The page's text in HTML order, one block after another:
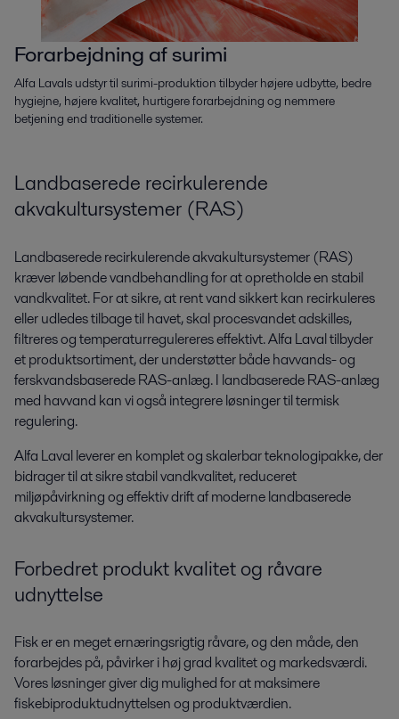
Forarbejdning af surimi
Alfa Lavals udstyr til surimi-produktion tilbyder højere udbytte, bedre
hygiejne, højere kvalitet, hurtigere forarbejdning og nemmere
betjening end traditionelle systemer.
Landbaserede recirkulerende
akvakultursystemer (RAS)
Landbaserede recirkulerende akvakultursystemer (RAS)
kræver løbende vandbehandling for at opretholde en stabil
vandkvalitet. For at sikre, at rent vand sikkert kan recirkuleres
eller udledes tilbage til havet, skal procesvandet adskilles,
filtreres og temperaturregulereres effektivt. Alfa Laval tilbyder
et produktsortiment, der understøtter både havvands- og
ferskvandsbaserede RAS-anlæg. I landbaserede RAS-anlæg
med havvand kan vi også integrere løsninger til termisk
regulering.
Alfa Laval leverer en komplet og skalerbar teknologipakke, der
bidrager til at sikre stabil vandkvalitet, reduceret
miljøpåvirkning og effektiv drift af moderne landbaserede
akvakultursystemer.
Forbedretproduktkvalitetog råvare
udnyttelse
Fisk er en meget ernæringsrigtig råvare, og den måde, den
forarbejdes på, påvirker i høj grad kvalitet og markedsværdi.
Vores løsninger giver dig mulighed for at maksimere
fiskebiproduktudnyttelsen og produktværdien.